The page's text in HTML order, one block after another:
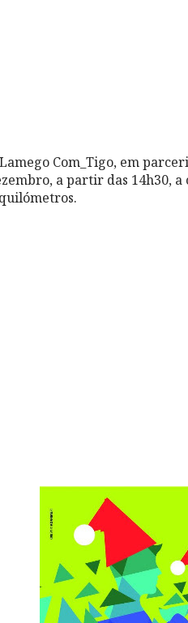
Lamego Com_Tigo, em
a partir das 14h30,